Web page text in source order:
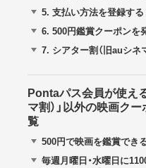
5. 支払い方法を登録する
6. 500円鑑賞クーポンを
7. シアター割（旧auシネ
Pontaパス会員が使え
マ割）」以外の映画ク
覧
500円で映画を鑑賞でき
毎週月曜日・水曜日に